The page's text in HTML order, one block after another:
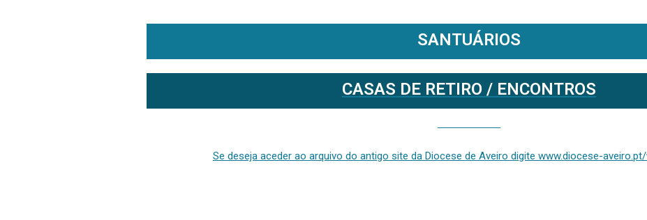
SANTUÁRIOS
CASAS DE RETIRO / ENCONTROS
Se deseja aceder ao arquivo do antigo site da Diocese de Aveiro digite www.diocese-